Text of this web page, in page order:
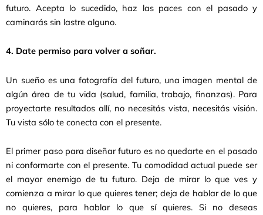
futuro. Acepta lo sucedido, haz las paces con el pasado y
caminarás sin lastre alguno.
4. Date permiso para volver a soñar.
Un sueño es una fotografía del futuro, una imagen mental de
algún área de tu vida (salud, familia, trabajo, finanzas). Para
proyectarte resultados allí, no necesitás vista, necesitás visión.
Tu vista sólo te conecta con el presente.
El primer paso para diseñar futuro es no quedarte en el pasado
ni conformarte con el presente. Tu comodidad actual puede ser
el mayor enemigo de tu futuro. Deja de mirar lo que ves y
comienza a mirar lo que quieres tener; deja de hablar de lo que
no quieres, para hablar lo que sí quieres. Si no deseas